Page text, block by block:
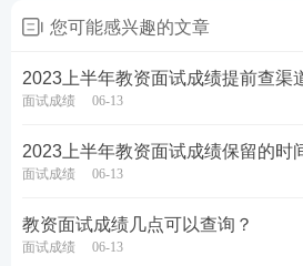
7、照片。小2寸近期照片。
8、户籍证明/居住证明。
①体检合格证明由资格认定机构
您可能感兴趣的文章
2023上半年教资面试成绩提前查渠
面试成绩 06-13
2023上半年教资面试成绩保留的时
面试成绩 06-13
教资面试成绩几点可以查询？
面试成绩 06-13